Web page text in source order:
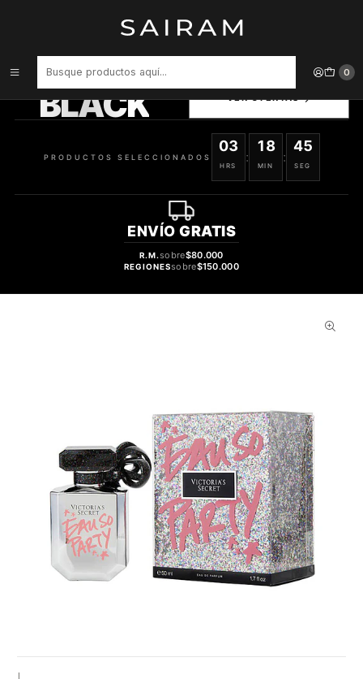
0
Perfume Eau So Party Victoria Secret Mujer Edp 50 ml
BLACK
SELECCIONADOS
PRODUCTOS SELECCIONADOS
03
HRS
:
18
MIN
:
44
SEG
ENVÍO GRATIS
R.M.sobre$80.000
REGIONESsobre$150.000